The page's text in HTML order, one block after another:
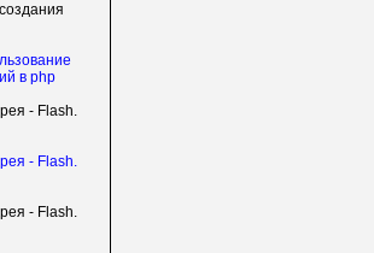
в php
- Flash.
- Flash.
- Flash.